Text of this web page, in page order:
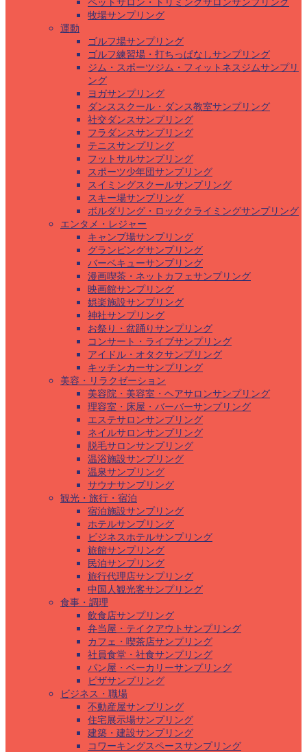
ペットサロン・トリミングサロンサンプリング
牧場サンプリング
運動
ゴルフ場サンプリング
ゴルフ練習場・打ちっぱなしサンプリング
ジム・スポーツジム・フィットネスジムサンプリ
ング
ヨガサンプリング
ダンススクール・ダンス教室サンプリング
社交ダンスサンプリング
フラダンスサンプリング
テニスサンプリング
フットサルサンプリング
スポーツ少年団サンプリング
スイミングスクールサンプリング
スキー場サンプリング
ボルダリング・ロッククライミングサンプリング
エンタメ・レジャー
キャンプ場サンプリング
グランピングサンプリング
バーベキューサンプリング
漫画喫茶・ネットカフェサンプリング
映画館サンプリング
娯楽施設サンプリング
神社サンプリング
お祭り・盆踊りサンプリング
コンサート・ライブサンプリング
アイドル・オタクサンプリング
キッチンカーサンプリング
美容・リラクゼーション
美容院・美容室・ヘアサロンサンプリング
理容室・床屋・バーバーサンプリング
エステサロンサンプリング
ネイルサロンサンプリング
脱毛サロンサンプリング
温浴施設サンプリング
温泉サンプリング
サウナサンプリング
観光・旅行・宿泊
宿泊施設サンプリング
ホテルサンプリング
ビジネスホテルサンプリング
旅館サンプリング
民泊サンプリング
旅行代理店サンプリング
中国人観光客サンプリング
食事・調理
飲食店サンプリング
弁当屋・テイクアウトサンプリング
カフェ・喫茶店サンプリング
社員食堂・社食サンプリング
パン屋・ベーカリーサンプリング
ピザサンプリング
ビジネス・職場
不動産屋サンプリング
住宅展示場サンプリング
建築・建設サンプリング
コワーキングスペースサンプリング